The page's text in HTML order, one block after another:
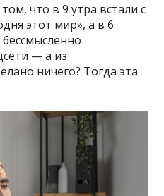
что в 9 утра встали с
этот мир», а в 6
— а из
ничего? Тогда эта